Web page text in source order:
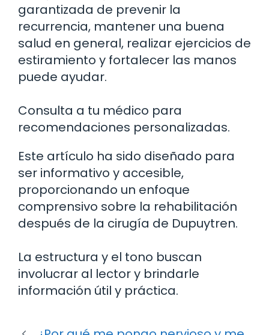
garantizada de prevenir la
recurrencia, mantener una buena
salud en general, realizar ejercicios de
estiramiento y fortalecer las manos
puede ayudar.
Consulta a tu médico para
recomendaciones personalizadas.
Este artículo ha sido diseñado para
ser informativo y accesible,
proporcionando un enfoque
comprensivo sobre la rehabilitación
después de la cirugía de Dupuytren.
La estructura y el tono buscan
involucrar al lector y brindarle
información útil y práctica.